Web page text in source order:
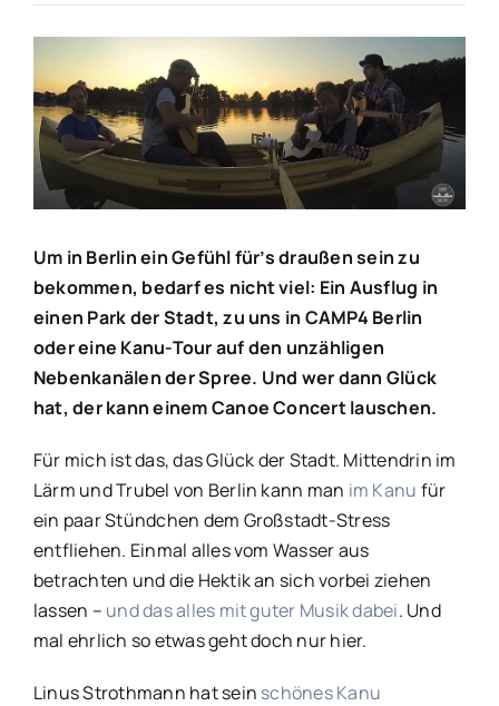
grösseres
Bild
Um in Berlin ein Gefühl für’s draußen sein zu
bekommen, bedarf es nicht viel: Ein Ausflug in
einen Park der Stadt, zu uns in CAMP4 Berlin
oder eine Kanu-Tour auf den unzähligen
Nebenkanälen der Spree. Und wer dann Glück
hat, der kann einem Canoe Concert lauschen.
Für mich ist das, das Glück der Stadt. Mittendrin im
Lärm und Trubel von Berlin kann man im Kanu für
ein paar Stündchen dem Großstadt-Stress
entfliehen. Einmal alles vom Wasser aus
betrachten und die Hektik an sich vorbei ziehen
lassen – und das alles mit guter Musik dabei. Und
mal ehrlich so etwas geht doch nur hier.
Linus Strothmann hat sein schönes Kanu